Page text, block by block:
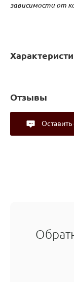
зависимости от
Отзывы
Оставить